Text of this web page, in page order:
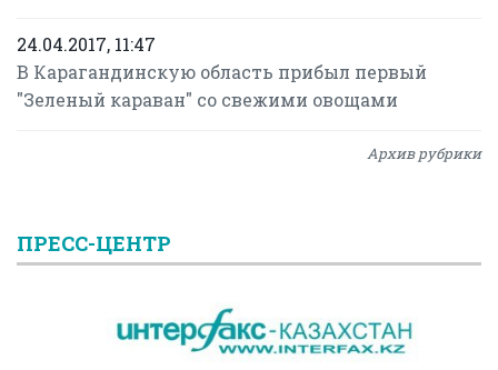
24.04.2017, 11:47
В Карагандинскую область прибыл первый
"Зеленый караван" со свежими овощами
Архив рубрики
ПРЕСС-ЦЕНТР